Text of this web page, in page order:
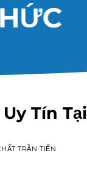
Tín Tại
TRẦN TIẾN